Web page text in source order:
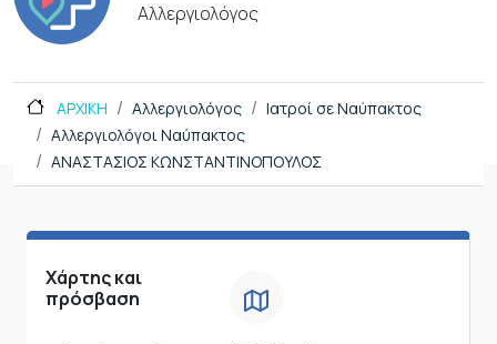
Αλλεργιολόγος
ΑΡΧΙΚΗ Αλλεργιολόγος
Ιατροί σε Ναύπακτος
Αλλεργιολόγοι Ναύπακτος
ΑΝΑΣΤΑΣΙΟΣ ΚΩΝΣΤΑΝΤΙΝΟΠΟΥΛΟΣ
Χάρτης και
πρόσβαση